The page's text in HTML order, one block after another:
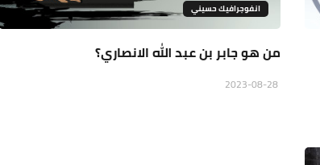
انفوجرافيك حسيني
من هو جابر بن عبد الله الانصاري؟